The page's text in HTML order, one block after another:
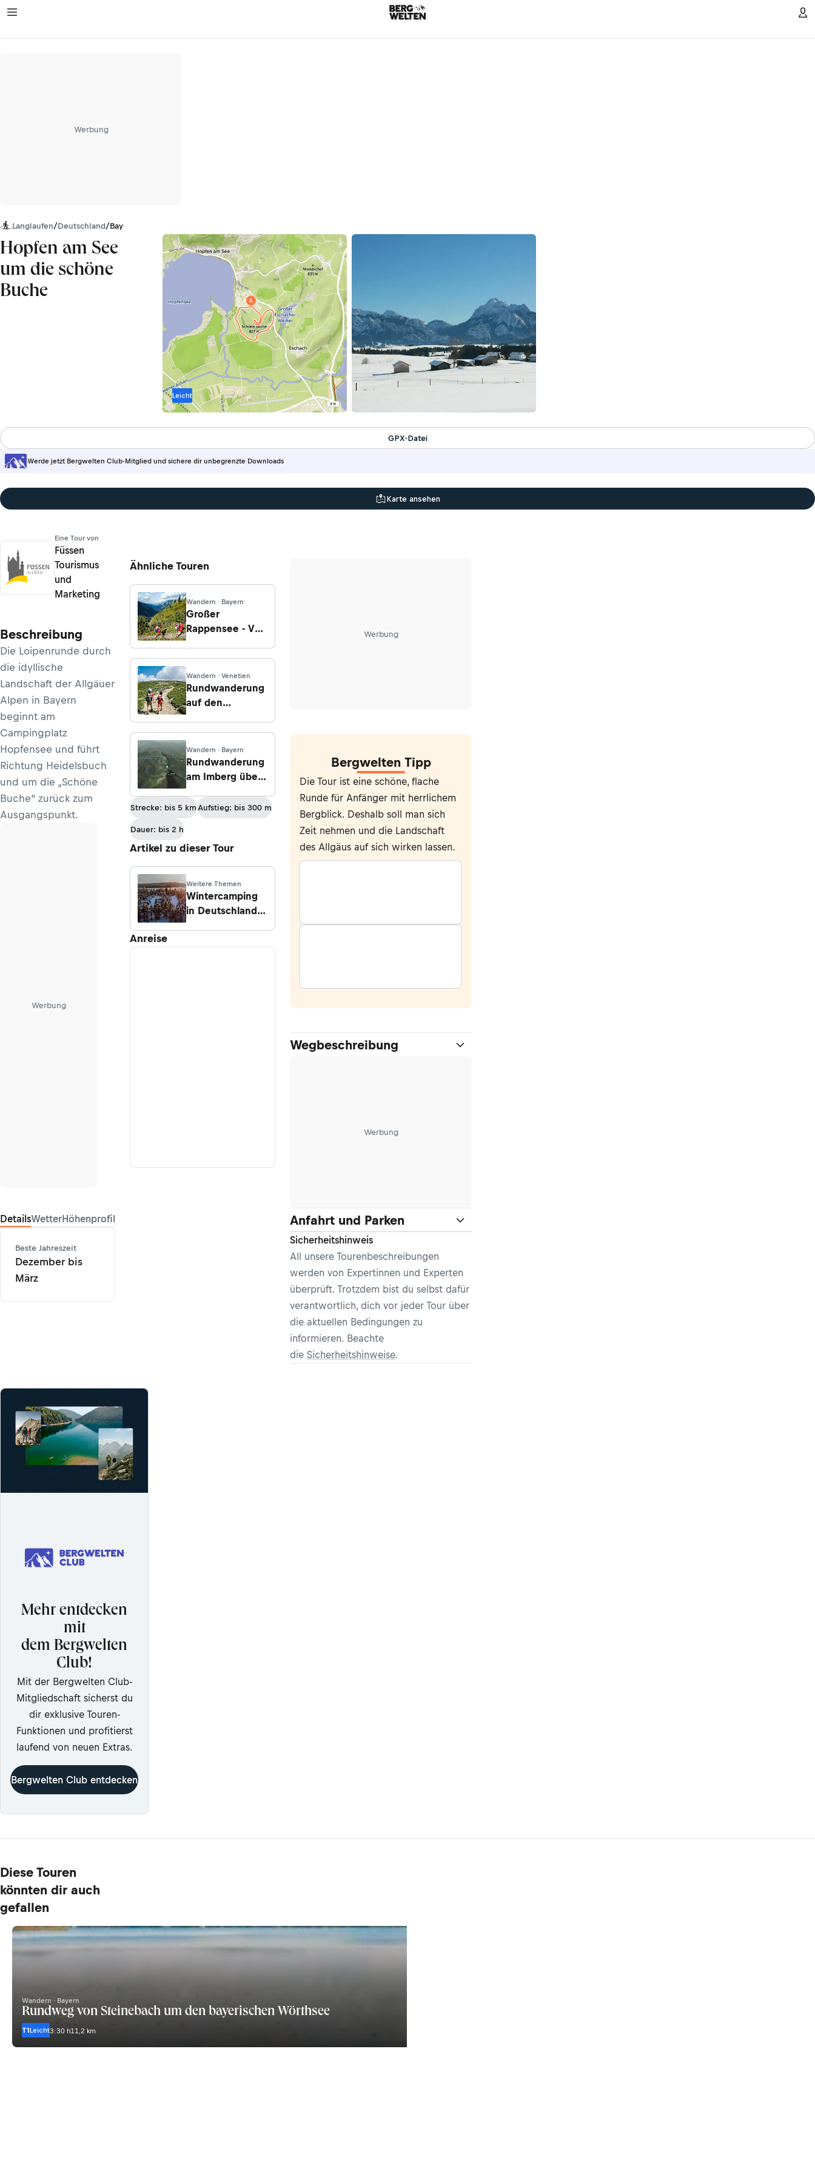
Werbung
Langlaufen/Deutschland/Bayern
Hopfen am See
um die schöne
Buche
Leicht
Werde jetzt Bergwelten Club-Mitglied und sichere dir unbegrenzte Downloads
GPX-Datei
Karte ansehen
Eine Tour von
Füssen
Tourismus
und
Marketing
Beschreibung
Die Loipenrunde durch
die idyllische
Landschaft der Allgäuer
Alpen in Bayern
beginnt am
Campingplatz
Hopfensee und führt
Richtung Heidelsbuch
und um die „Schöne
Buche“ zurück zum
Ausgangspunkt.
Werbung
DetailsWetterHöhenprofil
Beste Jahreszeit
Dezember bis
März
Ähnliche Touren
Wandern · Bayern
Großer
Rappensee - Von
Enzianhütte
Wandern · Venetien
Rundwanderung
auf den
die Plätzwiese
und die
Dürrensteinhütte
Wandern · Bayern
Rundwanderung
am Imberg über
Hubertushaus
Strecke: bis 5 km Aufstieg: bis 300 m
Dauer: bis 2 h
Artikel zu dieser Tour
Weitere Themen
Wintercamping
in Deutschland:
Anreise
Werbung
Bergwelten Tipp
Die Tour ist eine schöne, flache
Runde für Anfänger mit herrlichem
Bergblick. Deshalb soll man sich
Zeit nehmen und die Landschaft
des Allgäus auf sich wirken lassen.
Wegbeschreibung
Werbung
Anfahrt und Parken
Sicherheitshinweis
All unsere Tourenbeschreibungen
werden von Expertinnen und Experten
überprüft. Trotzdem bist du selbst dafür
verantwortlich, dich vor jeder Tour über
die aktuellen Bedingungen zu
informieren. Beachte
die Sicherheitshinweise.
Mehr entdecken
mit
dem Bergwelten
Club!
Mit der Bergwelten Club-
Mitgliedschaft sicherst du
dir exklusive Touren-
Funktionen und profitierst
laufend von neuen Extras.
Bergwelten Club entdecken
Diese Touren
könnten dir auch
gefallen
Wandern · Bayern
Rundweg von Steinebach um den bayerischen Wörthsee
T1Leicht3:30 h11,2 km